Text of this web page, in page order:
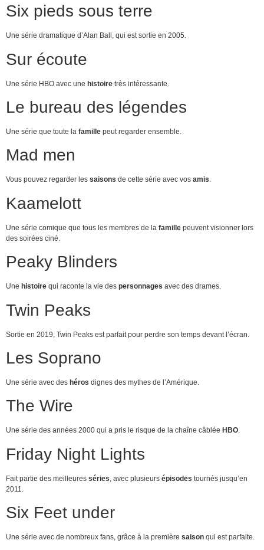
Six pieds sous terre
Une série dramatique d’Alan Ball, qui est sortie en 2005.
Sur écoute
Une série HBO avec une histoire très intéressante.
Le bureau des légendes
Une série que toute la famille peut regarder ensemble.
Mad men
Vous pouvez regarder les saisons de cette série avec vos amis.
Kaamelott
Une série comique que tous les membres de la famille peuvent visionner lors
des soirées ciné.
Peaky Blinders
Une histoire qui raconte la vie des personnages avec des drames.
Twin Peaks
Sortie en 2019, Twin Peaks est parfait pour perdre son temps devant l’écran.
Les Soprano
Une série avec des héros dignes des mythes de l’Amérique.
The Wire
Une série des années 2000 qui a pris le risque de la chaîne câblée HBO.
Friday Night Lights
Fait partie des meilleures séries , avec plusieurs épisodes tournés jusqu’en
2011.
Six Feet under
Une série avec de nombreux fans, grâce à la première saison qui est parfaite.